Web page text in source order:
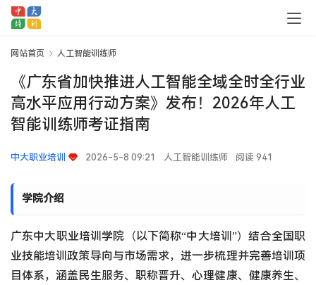
网站首页 人工智能训练师
《广东省加快推进人工智能全域全时全行业
高水平应用行动方案》发布！2026年人工
智能训练师考证指南
中大职业培训 2026-5-8 09:21 人工智能训练师 阅读 941
学院介绍
广东中大职业培训学院（以下简称“中大培训”）结合全国职
业技能培训政策导向与市场需求，进一步梳理并完善培训项
目体系，涵盖民生服务、职称晋升、心理健康、健康养生、